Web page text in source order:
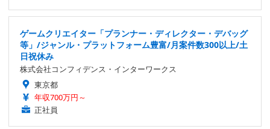
ゲームクリエイター「プランナー・ディレクター・デバッグ
等」/ジャンル・プラットフォーム豊富/月案件数300以上/土
日祝休み
株式会社コンフィデンス・インターワークス
東京都
年収700万円～
正社員